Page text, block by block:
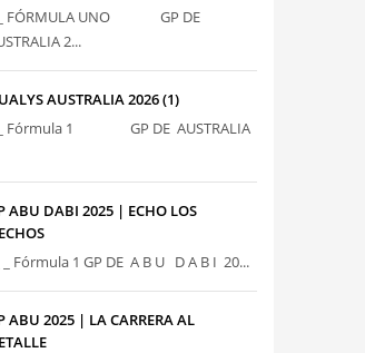
_ FÓRMULA UNO GP DE
2...
AUSTRALIA 2026 (1)
_ Fórmula 1 GP DE AUSTRALIA
ABU DABI 2025 | ECHO LOS
_ Fórmula 1 GP DE A B U D A B I 20...
ABU 2025 | LA CARRERA AL